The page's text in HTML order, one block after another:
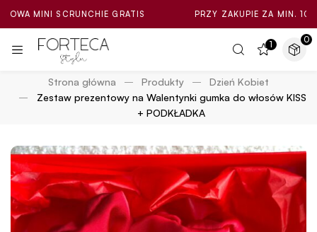
GRATIS PRZY ZAKUPIE ZA MIN. 100ZŁ
1 0
Strona główna Produkty
Dzień Kobiet
Zestaw prezentowy na Walentynki gumka do włosów KISS
+ PODKŁADKA